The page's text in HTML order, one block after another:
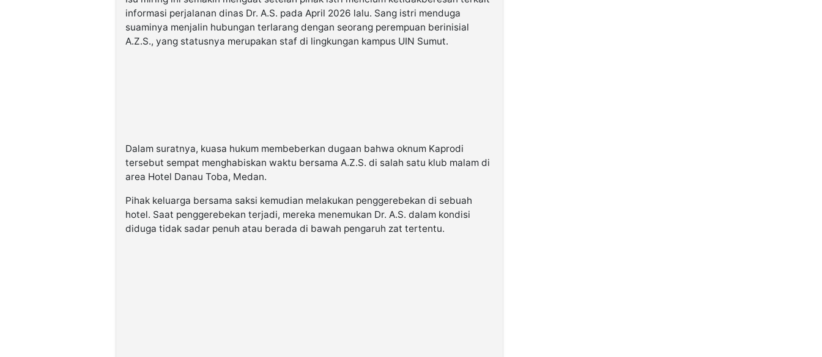
informasi perjalanan dinas Dr. A.S. pada April 2026 lalu. Sang istri menduga
suaminya menjalin hubungan terlarang dengan seorang perempuan berinisial
A.Z.S., yang statusnya merupakan staf di lingkungan kampus UIN Sumut.
Dalam suratnya, kuasa hukum membeberkan dugaan bahwa oknum Kaprodi
tersebut sempat menghabiskan waktu bersama A.Z.S. di salah satu klub malam di
area Hotel Danau Toba, Medan.
Pihak keluarga bersama saksi kemudian melakukan penggerebekan di sebuah
hotel. Saat penggerebekan terjadi, mereka menemukan Dr. A.S. dalam kondisi
diduga tidak sadar penuh atau berada di bawah pengaruh zat tertentu.